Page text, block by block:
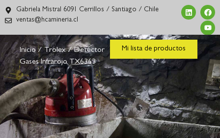
Gabriela Mistral 6091 Cerrillos / Santiago / Chile
ventas@hcamineria.cl
Inicio /Trolex/ Detector
Gases Infrarojo TX6363
Mi lista de productos